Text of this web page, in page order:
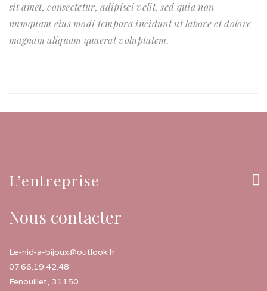
sit amet, consectetur, adipisci velit, sed quia non
numquam eius modi tempora incidunt ut labore et dolore
magnam aliquam quaerat voluptatem.
L’entreprise
Nous contacter
Le-nid-a-bijoux@outlook.fr
07.66.19.42.48
Fenouillet, 31150